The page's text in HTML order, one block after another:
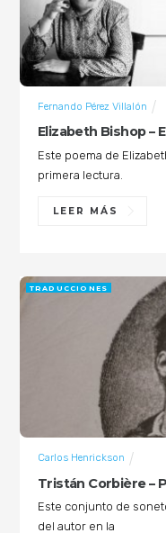
Elizabeth Bishop –
Fernando Pérez Villalón
Este poema de
primera lectura.
LEER MÁS
Tristán Corbière –
Carlos Henrickson
TRADUCCIONES
Este conjunto de
del autor en la